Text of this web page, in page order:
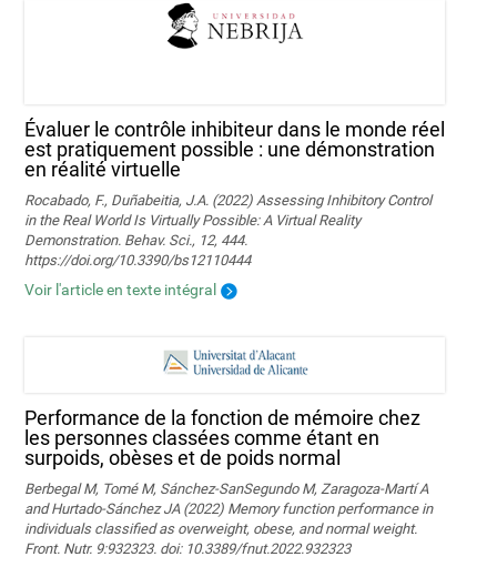
Évaluer le contrôle inhibiteur dans le monde réel
est pratiquement possible : une démonstration
en réalité virtuelle
Rocabado, F., Duñabeitia, J.A. (2022) Assessing Inhibitory Control
in the Real World Is Virtually Possible: A Virtual Reality
Demonstration. Behav. Sci., 12, 444.
https://doi.org/10.3390/bs12110444
Voir l'article en texte intégral
Performance de la fonction de mémoire chez
les personnes classées comme étant en
surpoids, obèses et de poids normal
Berbegal M, Tomé M, Sánchez-SanSegundo M, Zaragoza-Martí A
and Hurtado-Sánchez JA (2022) Memory function performance in
individuals classified as overweight, obese, and normal weight.
Front. Nutr. 9:932323. doi: 10.3389/fnut.2022.932323